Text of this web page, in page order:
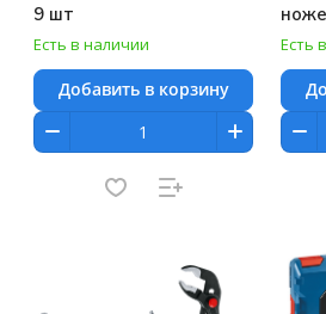
9 шт
Есть в наличии
Добавить в корзину
Есть